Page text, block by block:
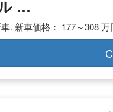
…
. 新車価格： 177～308